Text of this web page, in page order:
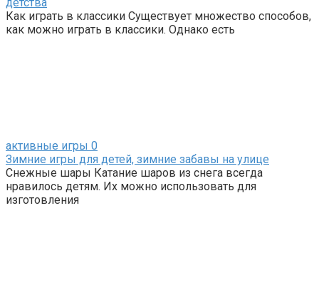
Как играть в классики Существует множество способов,
как можно играть в классики. Однако есть
активные игры 0
Зимние игры для детей, зимние забавы на улице
Снежные шары Катание шаров из снега всегда
нравилось детям. Их можно использовать для
изготовления